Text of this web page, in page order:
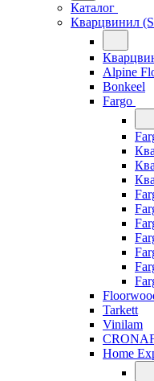
Каталог
Кварцвинил
Alpine
Bonkeel
Fargo
Tarkett
Vinilam
Home